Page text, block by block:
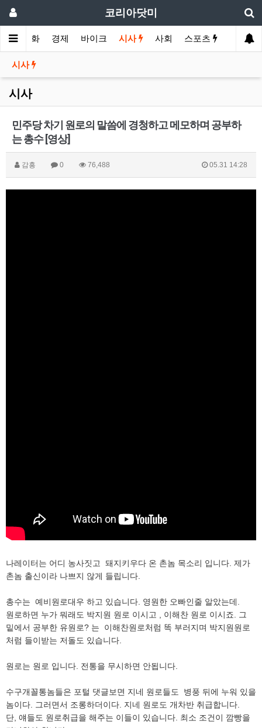
코리아닷미
인 영화 경제 바이크 시사 사회 스포츠 여행
시사
시사
민주당 차기 원로의 말씀에 경청하고 메모하며 공부하
는 총수 [영상]
감흥 0 76,488 05.31 14:28
나레이터는 어디 농사짓고 돼지키우다 온 촌놈 목소리 입니다. 제가
촌놈 출신이라 나쁘지 않게 들립니다.
총수는 예비원로대우 하고 있습니다. 영원한 오빠인줄 알았는데.
원로하면 누가 뭐래도 박지원 원로 이시고 , 이해찬 원로 이시죠. 그
밑에서 공부한 유원로? 는 이해찬원로처럼 똑 부러지며 박지원원로
처럼 들이받는 저돌도 있습니다.
원로는 원로 입니다. 전통을 무시하면 안됩니다.
수구개꼴통놈들은 포털 댓글보면 지네 원로들도 병풍 뒤에 누워 있을
놈이다. 그러면서 조롱하더이다. 지네 원로도 개차반 취급합니다.
단, 얘들도 원로취급을 해주는 이들이 있습니다. 최소 조건이 깜빵을